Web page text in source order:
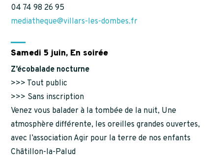
04 74 98 26 95
mediatheque@villars-les-dombes.fr
Samedi 5 juin, En soirée
Z’écobalade nocturne
>>> Tout public
>>> Sans inscription
Venez vous balader à la tombée de la nuit, Une
atmosphère différente, les oreilles grandes ouvertes,
avec l’association Agir pour la terre de nos enfants
Châtillon-la-Palud